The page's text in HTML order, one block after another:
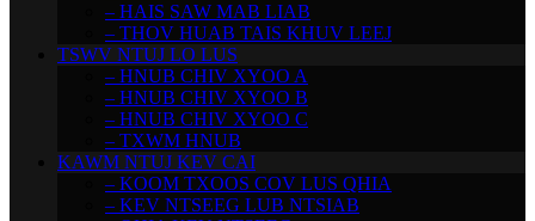
– HAIS SAW MAB LIAB
– THOV HUAB TAIS KHUV LEEJ
TSWV NTUJ LO LUS
– HNUB CHIV XYOO A
– HNUB CHIV XYOO B
– HNUB CHIV XYOO C
– TXWM HNUB
KAWM NTUJ KEV CAI
– KOOM TXOOS COV LUS QHIA
– KEV NTSEEG LUB NTSIAB